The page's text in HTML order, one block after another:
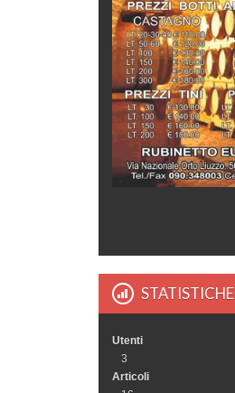
STATISTICHE
Utenti
3
Articoli